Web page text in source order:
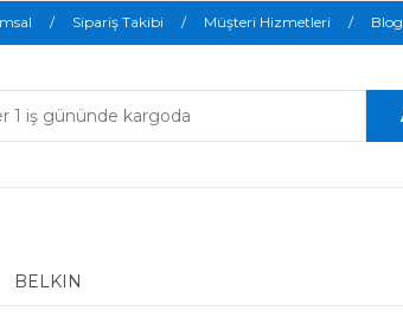
Sipariş Takibi Müşteri Hizmetleri Blog
BELKIN